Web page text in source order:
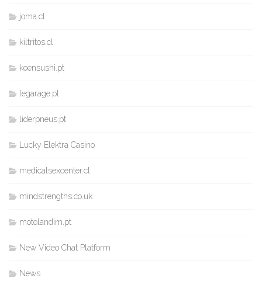
joma.cl
kiltritos.cl
koensushi.pt
legarage.pt
liderpneus.pt
Lucky Elektra Casino
medicalsexcenter.cl
mindstrengths.co.uk
motolandim.pt
New Video Chat Platform
News